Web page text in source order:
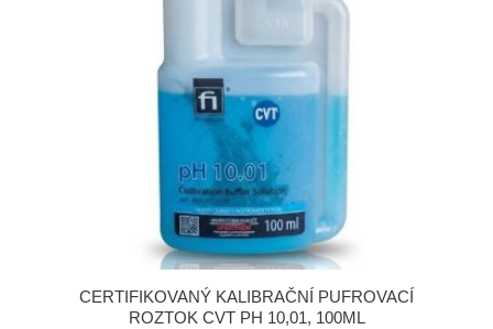
CERTIFIKOVANÝ KALIBRAČNÍ PUFROVACÍ
ROZTOK CVT PH 10,01, 100ML